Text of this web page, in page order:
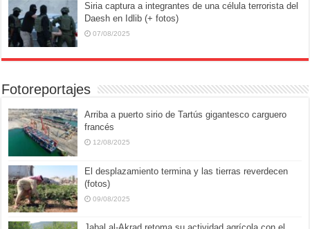
Siria captura a integrantes de una célula terrorista del
Daesh en Idlib (+ fotos)
07/08/2025
Fotoreportajes
Arriba a puerto sirio de Tartús gigantesco carguero
francés
12/08/2025
El desplazamiento termina y las tierras reverdecen
(fotos)
09/08/2025